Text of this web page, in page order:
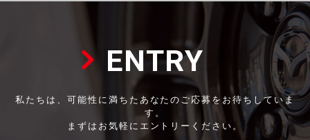
ENTRY
私たちは、可能性に満ちたあなたのご応募をお待ちしていま
す。
まずはお気軽にエントリーください。